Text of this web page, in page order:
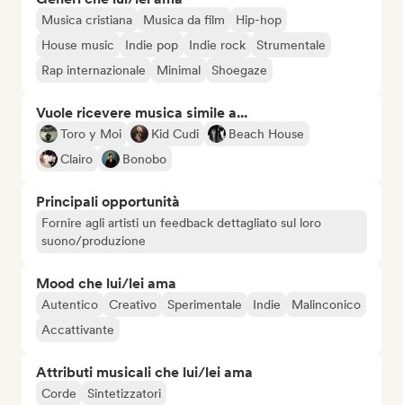
Musica cristiana Musica da film
Hip-hop
House music
Indie pop Indie rock
Strumentale
Rap internazionale
Minimal Shoegaze
Vuole ricevere musica simile a...
Toro y Moi Kid Cudi
Beach House
Clairo
Bonobo
Principali opportunità
Fornire agli artisti un feedback dettagliato sul loro
suono/produzione
Mood che lui/lei ama
Autentico Creativo Sperimentale Indie
Malinconico
Accattivante
Attributi musicali che lui/lei ama
Corde Sintetizzatori